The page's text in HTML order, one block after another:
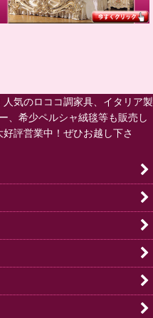
気のロココ調家具、イタリア製
、希少ペルシャ絨毯等も販売し
評営業中！ぜひお越し下さ